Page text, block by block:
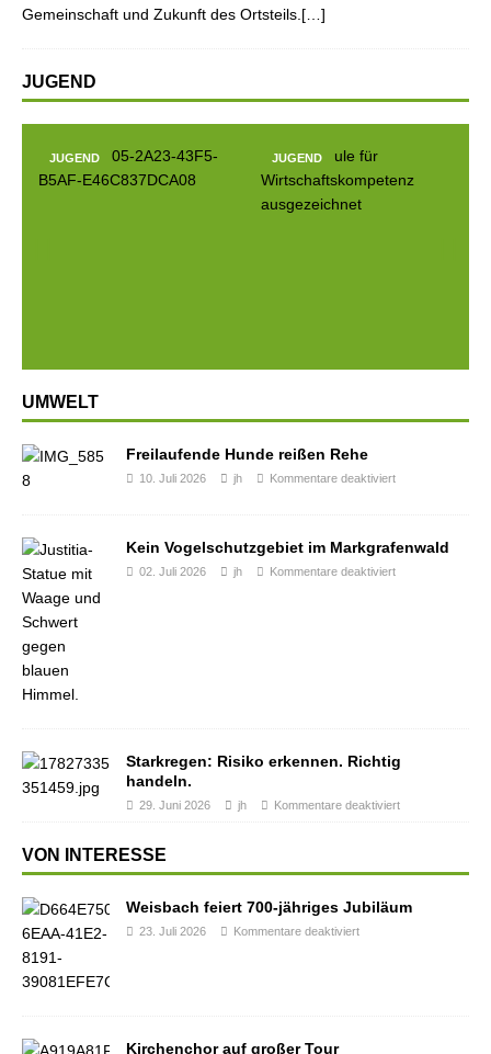
Gemeinschaft und Zukunft des Ortsteils.[…]
JUGEND
JUGEND JUGEND
UMWELT
Freilaufende Hunde reißen Rehe
10. Juli 2026 jh Kommentare deaktiviert
Kein Vogelschutzgebiet im Markgrafenwald
02. Juli 2026 jh Kommentare deaktiviert
Starkregen: Risiko erkennen. Richtig
handeln.
29. Juni 2026 jh Kommentare deaktiviert
VON INTERESSE
Weisbach feiert 700-jähriges Jubiläum
23. Juli 2026 Kommentare deaktiviert
Kirchenchor auf großer Tour